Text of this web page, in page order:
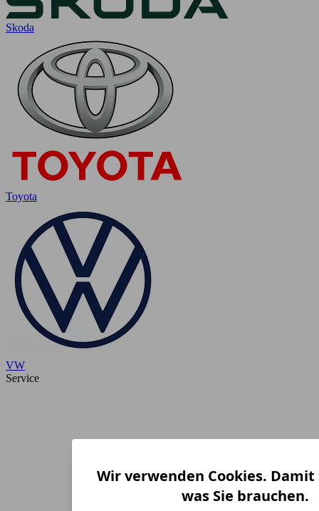
Skoda
Toyota
VW
Service
Wir verwenden Cookies.
was Sie brauchen.